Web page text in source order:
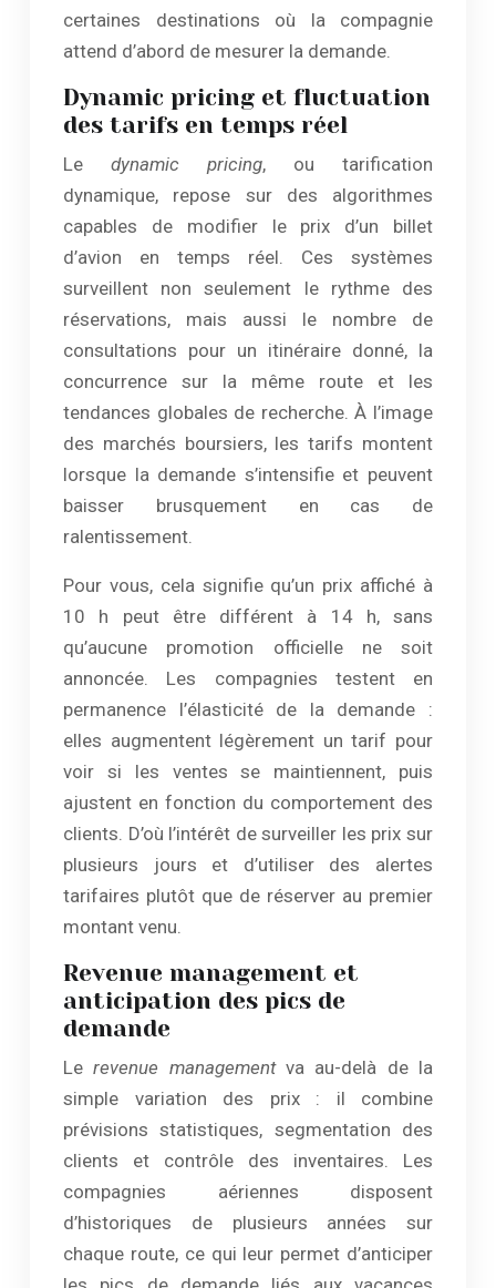
certaines destinations où la compagnie
attend d’abord de mesurer la demande.
Dynamic pricing et fluctuation
des tarifs en temps réel
Le dynamic pricing, ou tarification
dynamique, repose sur des algorithmes
capables de modifier le prix d’un billet
d’avion en temps réel. Ces systèmes
surveillent non seulement le rythme des
réservations, mais aussi le nombre de
consultations pour un itinéraire donné, la
concurrence sur la même route et les
tendances globales de recherche. À l’image
des marchés boursiers, les tarifs montent
lorsque la demande s’intensifie et peuvent
baisser brusquement en cas de
ralentissement.
Pour vous, cela signifie qu’un prix affiché à
10 h peut être différent à 14 h, sans
qu’aucune promotion officielle ne soit
annoncée. Les compagnies testent en
permanence l’élasticité de la demande :
elles augmentent légèrement un tarif pour
voir si les ventes se maintiennent, puis
ajustent en fonction du comportement des
clients. D’où l’intérêt de surveiller les prix sur
plusieurs jours et d’utiliser des alertes
tarifaires plutôt que de réserver au premier
montant venu.
Revenue management et
anticipation des pics de
demande
Lerevenue managementva au-delà de la
simple variation des prix : il combine
prévisions statistiques, segmentation des
clients et contrôle des inventaires. Les
compagnies aériennes disposent
d’historiques de plusieurs années sur
chaque route, ce qui leur permet d’anticiper